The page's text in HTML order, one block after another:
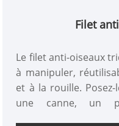
Filet
Le filet anti-oiseaux
à manipuler,
et à la rouille.
une canne, un